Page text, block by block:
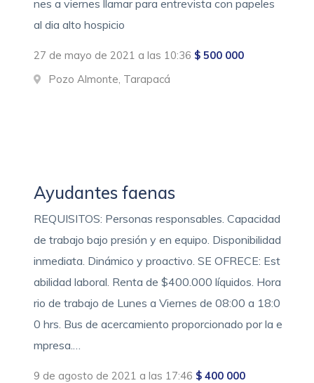
nes a viernes llamar para entrevista con papeles
al dia alto hospicio
27 de mayo de 2021 a las 10:36 $ 500 000
Pozo Almonte, Tarapacá
Ayudantes faenas
REQUISITOS: Personas responsables. Capacidad
de trabajo bajo presión y en equipo. Disponibilidad
inmediata. Dinámico y proactivo. SE OFRECE: Est
abilidad laboral. Renta de $400.000 líquidos. Hora
rio de trabajo de Lunes a Viernes de 08:00 a 18:0
0 hrs. Bus de acercamiento proporcionado por la e
mpresa.…
9 de agosto de 2021 a las 17:46 $ 400 000